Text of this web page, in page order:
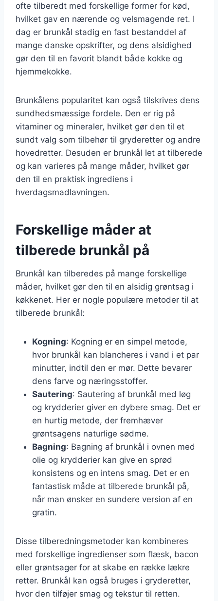
ofte tilberedt med forskellige former for kød,
hvilket gav en nærende og velsmagende ret. I
dag er brunkål stadig en fast bestanddel af
mange danske opskrifter, og dens alsidighed
gør den til en favorit blandt både kokke og
hjemmekokke.
Brunkålens popularitet kan også tilskrives dens
sundhedsmæssige fordele. Den er rig på
vitaminer og mineraler, hvilket gør den til et
sundt valg som tilbehør til gryderetter og andre
hovedretter. Desuden er brunkål let at tilberede
og kan varieres på mange måder, hvilket gør
den til en praktisk ingrediens i
hverdagsmadlavningen.
Forskellige måder at
tilberede brunkål på
Brunkål kan tilberedes på mange forskellige
måder, hvilket gør den til en alsidig grøntsag i
køkkenet. Her er nogle populære metoder til at
tilberede brunkål:
Kogning: Kogning er en simpel metode,
hvor brunkål kan blancheres i vand i et par
minutter, indtil den er mør. Dette bevarer
dens farve og næringsstoffer.
Sautering: Sautering af brunkål med løg
og krydderier giver en dybere smag. Det er
en hurtig metode, der fremhæver
grøntsagens naturlige sødme.
Bagning: Bagning af brunkål i ovnen med
olie og krydderier kan give en sprød
konsistens og en intens smag. Det er en
fantastisk måde at tilberede brunkål på,
når man ønsker en sundere version af en
gratin.
Disse tilberedningsmetoder kan kombineres
med forskellige ingredienser som flæsk, bacon
eller grøntsager for at skabe en række lækre
retter. Brunkål kan også bruges i gryderetter,
hvor den tilføjer smag og tekstur til retten.